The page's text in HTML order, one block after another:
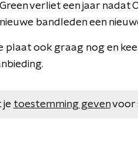
verliet een jaar nadat
bandleden een
plaat ook graag nog en
je toestemming gevenvoor